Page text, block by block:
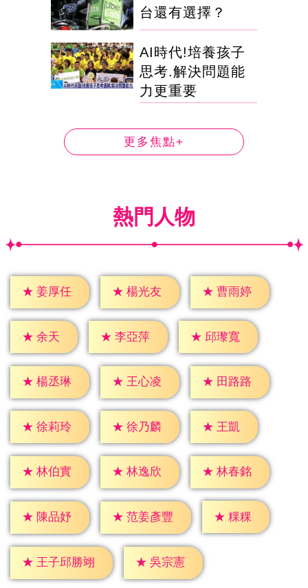
台還有選擇？
AI時代!培養孩子
思考.解決問題能
力更重要
更多焦點+
熱門人物
★ 姜厚任 ★ 楊光友 ★ 曹雨婷
★ 余天 ★ 李亞萍 ★ 邱瓈寬
★ 楊丞琳 ★ 王心凌 ★ 田路路
★ 徐莉玲 ★ 徐乃麟 ★ 王凱
★ 林伯實 ★ 林逸欣 ★ 林春銘
★ 陳品妤 ★ 范姜彥豐 ★ 粿粿
★ 王子邱勝翊 ★ 吳宗憲